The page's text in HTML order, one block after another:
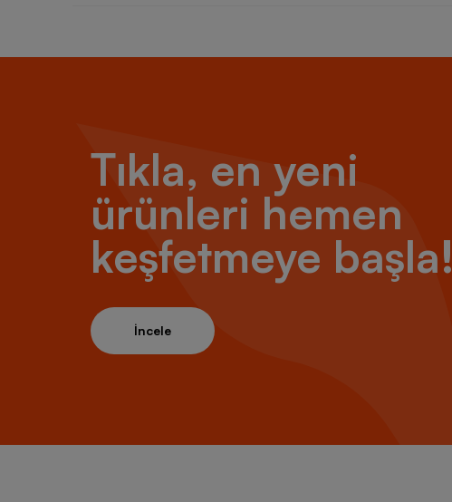
Tıkla, en yeni
ürünleri hemen
keşfetmeye başla!
İncele